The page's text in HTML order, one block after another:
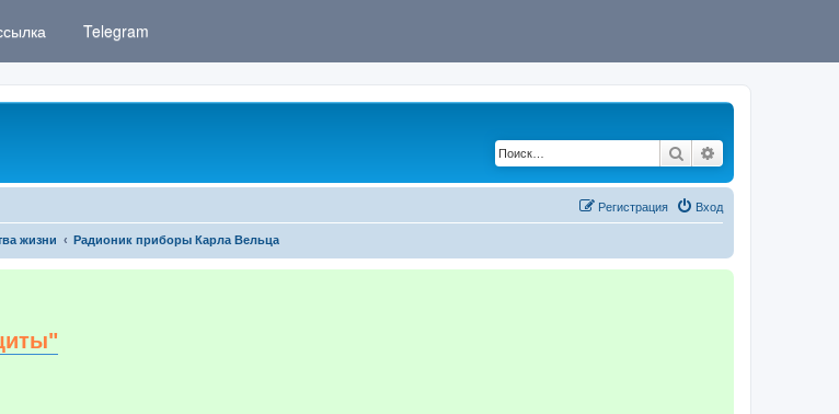
Telegram
Поиск
Вход
Регистрация
жизни Радионик приборы Карла Вельца